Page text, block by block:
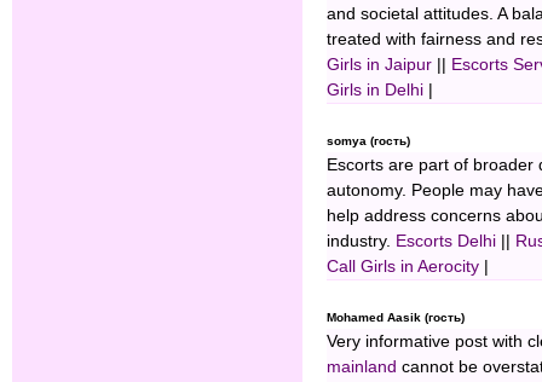
and societal attitudes. A
treated with fairness and
Girls in Jaipur
Escorts
Girls in Delhi
somya (гость)
Escorts are part of broader
autonomy. People may
help address concerns
industry. Escorts Delhi
Call Girls in Aerocity
Mohamed Aasik (гость)
Very informative post with
mainland cannot be